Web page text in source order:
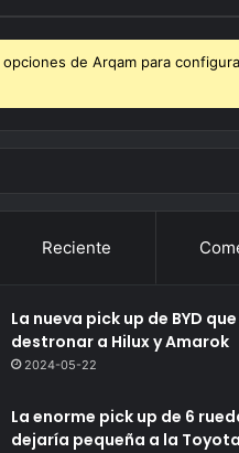
opciones de Arqam para
Reciente
La nueva pick up de BYD
destronar a Hilux y Amarok
2024-05-22
La enorme pick up de 6
dejaría pequeña a la